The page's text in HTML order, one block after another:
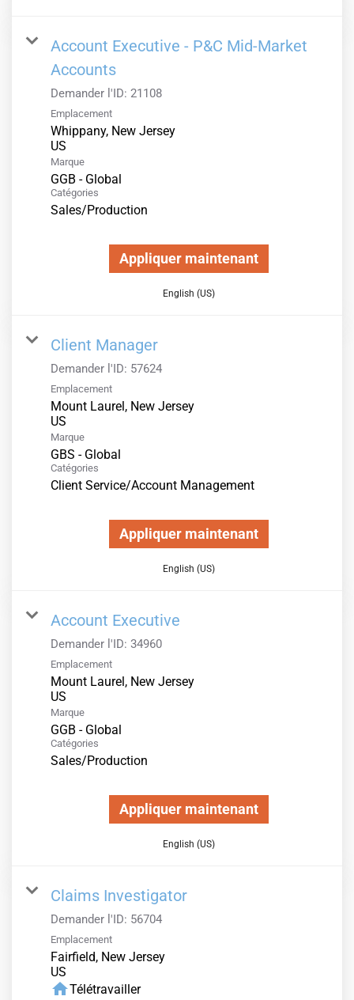
Account Executive - P&C Mid-Market
Accounts
Demander l'ID: 21108
Emplacement
Whippany, New Jersey
Marque
GGB - Global
Catégories
Sales/Production
Appliquer maintenant
English (US)
Client Manager
Demander l'ID: 57624
Emplacement
Mount Laurel, New Jersey
Marque
GBS - Global
Catégories
Client Service/Account Management
Appliquer maintenant
English (US)
Account Executive
Demander l'ID: 34960
Emplacement
Mount Laurel, New Jersey
Marque
GGB - Global
Catégories
Sales/Production
Appliquer maintenant
English (US)
Claims Investigator
Demander l'ID: 56704
Emplacement
Fairfield, New Jersey
homeTélétravailler